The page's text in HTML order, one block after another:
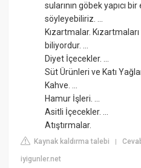
sularının göbek yapıcı
söyleyebiliriz. ...
Kızartmalar.
biliyordur. ...
Diyet İçecekler. ...
Süt Ürünleri ve Katı
Kahve. ...
Hamur İşleri. ...
Asitli İçecekler. ...
Atıştırmalar.
Kaynak kaldırma talebi |
iyigunler.net